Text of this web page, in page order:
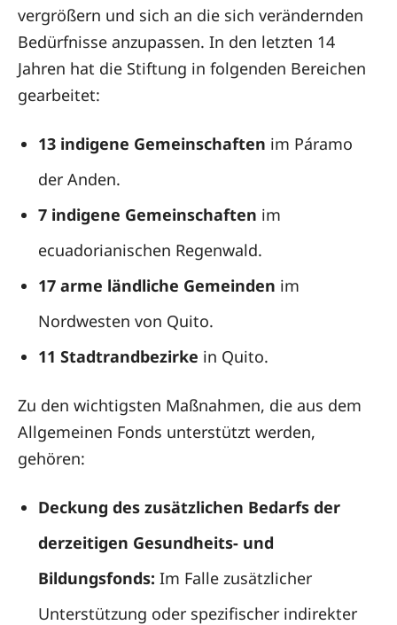
vergrößern und sich an die sich verändernden
Bedürfnisse anzupassen. In den letzten 14
Jahren hat die Stiftung in folgenden Bereichen
gearbeitet:
13 indigene Gemeinschaften im Páramo
der Anden.
7 indigene Gemeinschaften im
ecuadorianischen Regenwald.
17 arme ländliche Gemeinden im
Nordwesten von Quito.
11 Stadtrandbezirke in Quito.
Zu den wichtigsten Maßnahmen, die aus dem
Allgemeinen Fonds unterstützt werden,
gehören:
Deckung des zusätzlichen Bedarfs der
derzeitigen Gesundheits- und
Bildungsfonds:Im Falle zusätzlicher
Unterstützung oder spezifischer indirekter